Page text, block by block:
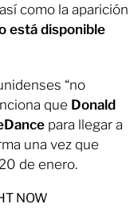
como la aparición
está disponible
“no
que Donald
para llegar a
una vez que
de enero.
NOW